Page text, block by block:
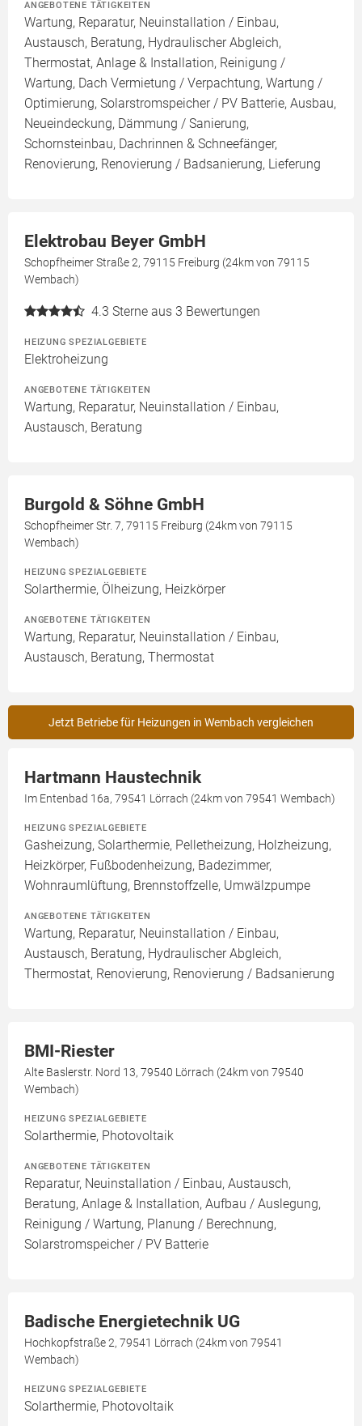
ANGEBOTENE TÄTIGKEITEN
Wartung, Reparatur, Neuinstallation / Einbau,
Austausch, Beratung, Hydraulischer Abgleich,
Thermostat, Anlage & Installation, Reinigung /
Wartung, Dach Vermietung / Verpachtung, Wartung /
Optimierung, Solarstromspeicher / PV Batterie, Ausbau,
Neueindeckung, Dämmung / Sanierung,
Schornsteinbau, Dachrinnen & Schneefänger,
Renovierung, Renovierung / Badsanierung, Lieferung
Elektrobau Beyer GmbH
Schopfheimer Straße 2, 79115 Freiburg (24km von 79115
Wembach)
4.3 Sterne aus 3 Bewertungen
HEIZUNG SPEZIALGEBIETE
Elektroheizung
ANGEBOTENE TÄTIGKEITEN
Wartung, Reparatur, Neuinstallation / Einbau,
Austausch, Beratung
Burgold & Söhne GmbH
Schopfheimer Str. 7, 79115 Freiburg (24km von 79115
Wembach)
HEIZUNG SPEZIALGEBIETE
Solarthermie, Ölheizung, Heizkörper
ANGEBOTENE TÄTIGKEITEN
Wartung, Reparatur, Neuinstallation / Einbau,
Austausch, Beratung, Thermostat
Jetzt Betriebe für Heizungen in Wembach vergleichen
Hartmann Haustechnik
Im Entenbad 16a, 79541 Lörrach (24km von 79541 Wembach)
HEIZUNG SPEZIALGEBIETE
Gasheizung, Solarthermie, Pelletheizung, Holzheizung,
Heizkörper, Fußbodenheizung, Badezimmer,
Wohnraumlüftung, Brennstoffzelle, Umwälzpumpe
ANGEBOTENE TÄTIGKEITEN
Wartung, Reparatur, Neuinstallation / Einbau,
Austausch, Beratung, Hydraulischer Abgleich,
Thermostat, Renovierung, Renovierung / Badsanierung
BMI-Riester
Alte Baslerstr. Nord 13, 79540 Lörrach (24km von 79540
Wembach)
HEIZUNG SPEZIALGEBIETE
Solarthermie, Photovoltaik
ANGEBOTENE TÄTIGKEITEN
Reparatur, Neuinstallation / Einbau, Austausch,
Beratung, Anlage & Installation, Aufbau / Auslegung,
Reinigung / Wartung, Planung / Berechnung,
Solarstromspeicher / PV Batterie
Badische Energietechnik UG
Hochkopfstraße 2, 79541 Lörrach (24km von 79541
Wembach)
HEIZUNG SPEZIALGEBIETE
Solarthermie, Photovoltaik